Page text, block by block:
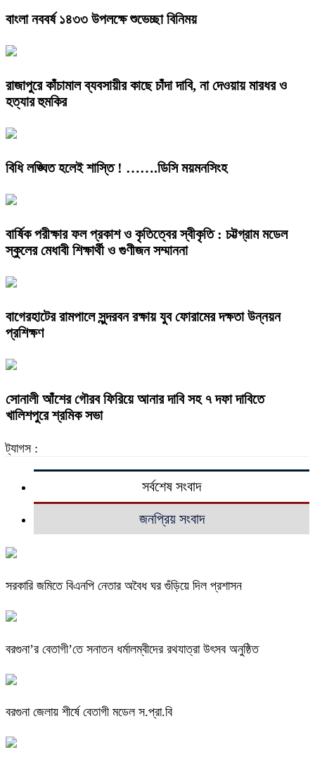
বাংলা নববর্ষ ১৪৩৩ উপলক্ষে শুভেচ্ছা বিনিময়
রাজাপুরে কাঁচামাল ব্যবসায়ীর কাছে চাঁদা দাবি, না দেওয়ায় মারধর ও
হত্যার হুমকির
বিধি লঙ্ঘিত হলেই শাস্তি ! …….ডিসি ময়মনসিংহ
বার্ষিক পরীক্ষার ফল প্রকাশ ও কৃতিত্বের স্বীকৃতি : চট্টগ্রাম মডেল
স্কুলের মেধাবী শিক্ষার্থী ও গুণীজন সম্মাননা
বাগেরহাটের রামপালে সুন্দরবন রক্ষায় যুব ফোরামের দক্ষতা উন্নয়ন
প্রশিক্ষণ
সোনালী আঁশের গৌরব ফিরিয়ে আনার দাবি সহ ৭ দফা দাবিতে
খালিশপুরে শ্রমিক সভা
ট্যাগস :
সর্বশেষ সংবাদ
জনপ্রিয় সংবাদ
সরকারি জমিতে বিএনপি নেতার অবৈধ ঘর গুঁড়িয়ে দিল প্রশাসন
বরগুনা’র বেতাগী’তে সনাতন ধর্মালম্বীদের রথযাত্রা উৎসব অনুষ্ঠিত
বরগুনা জেলায় শীর্ষে বেতাগী মডেল স.প্রা.বি